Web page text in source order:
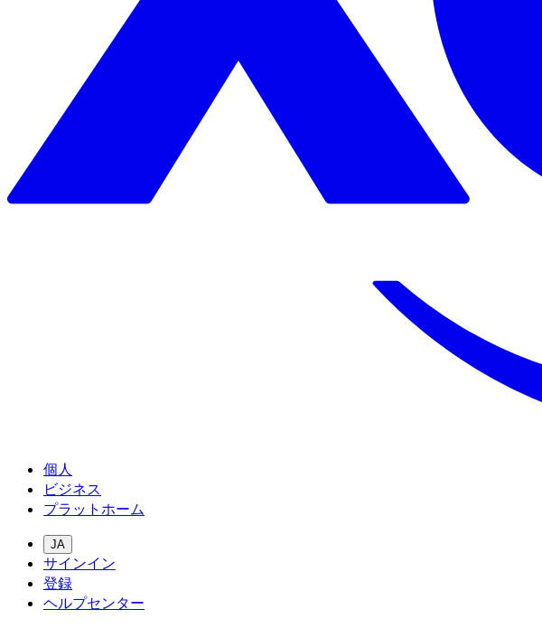
個人
ビジネス
プラットホーム
JA
サインイン
登録
ヘルプセンター